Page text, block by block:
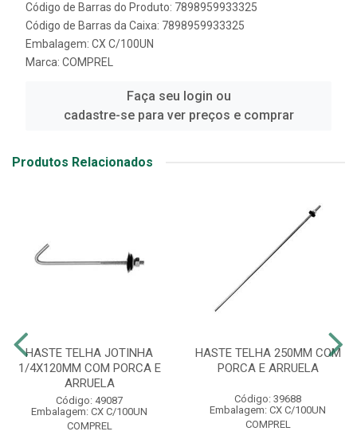
Código de Barras do Produto: 7898959933325
Código de Barras da Caixa: 7898959933325
Embalagem: CX C/100UN
Marca: COMPREL
Faça seu login ou
cadastre-se para ver preços e comprar
Produtos Relacionados
HASTE TELHA JOTINHA
1/4X120MM COM PORCA E
ARRUELA
Código: 49087
Embalagem: CX C/100UN
COMPREL
HASTE TELHA 250MM COM
PORCA E ARRUELA
Código: 39688
Embalagem: CX C/100UN
COMPREL